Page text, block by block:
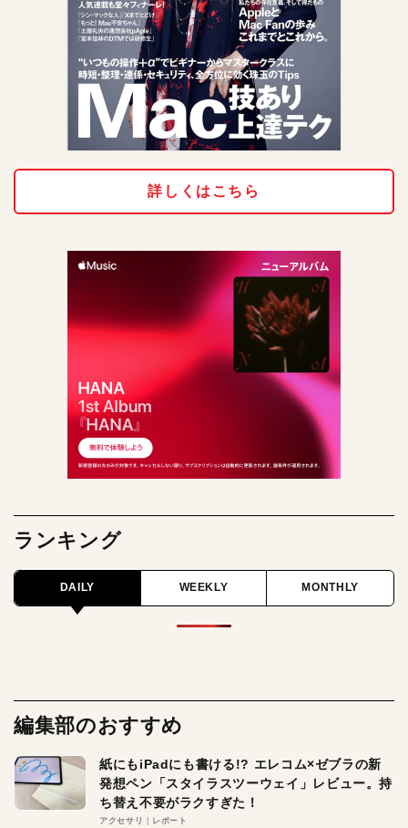
詳しくはこちら
ランキング
DAILY WEEKLY MONTHLY
編集部のおすすめ
紙にもiPadにも書ける!? エレコム×ゼブラの新
発想ペン「スタイラスツーウェイ」レビュー。持
ち替え不要がラクすぎた！
アクセサリ レポート